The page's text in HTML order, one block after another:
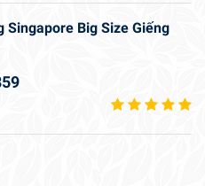
Singapore Big Size Giếng